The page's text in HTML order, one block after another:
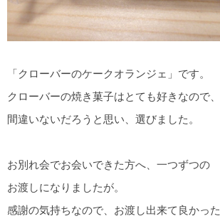
「クローバーのケークオランジェ」です。
クローバーの焼き菓子はとても好きなので、
間違いないだろうと思い、選びました。
お別れ会でお会いできた方へ、一つずつの
お渡しになりましたが。
感謝の気持ちなので、お渡し出来て良かった